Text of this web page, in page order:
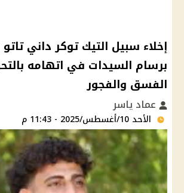
إخلاء سبيل التيك توكر داني
برسام السيدات في اتهامه
الفسق والفجور
عماد ياسر
الأحد 10/أغسطس/2025 - 11:43 م